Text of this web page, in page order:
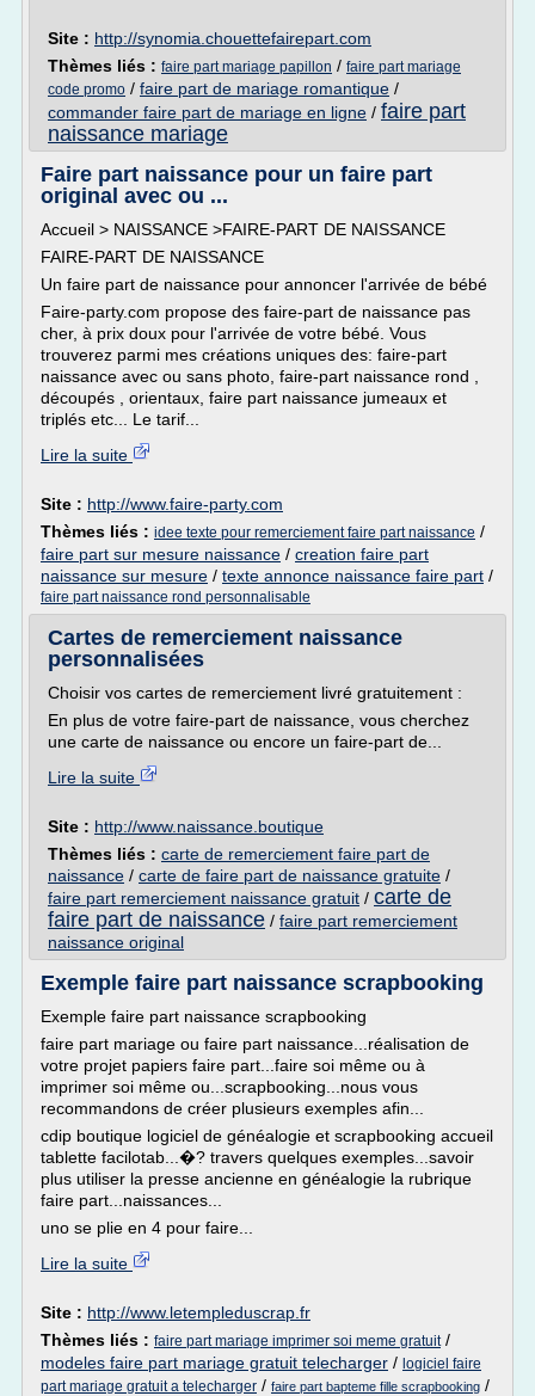
Site : http://synomia.chouettefairepart.com
Thèmes liés : faire part mariage papillon / faire part mariage
code promo / faire part de mariage romantique /
commander faire part de mariage en ligne / faire part
naissance mariage
Faire part naissance pour un faire part
original avec ou ...
Accueil > NAISSANCE >FAIRE-PART DE NAISSANCE
FAIRE-PART DE NAISSANCE
Un faire part de naissance pour annoncer l'arrivée de bébé
Faire-party.com propose des faire-part de naissance pas
cher, à prix doux pour l'arrivée de votre bébé. Vous
trouverez parmi mes créations uniques des: faire-part
naissance avec ou sans photo, faire-part naissance rond ,
découpés , orientaux, faire part naissance jumeaux et
triplés etc... Le tarif...
Lire la suite
Site : http://www.faire-party.com
Thèmes liés : idee texte pour remerciement faire part naissance /
faire part sur mesure naissance / creation faire part
naissance sur mesure / texte annonce naissance faire part /
faire part naissance rond personnalisable
Cartes de remerciement naissance
personnalisées
Choisir vos cartes de remerciement livré gratuitement :
En plus de votre faire-part de naissance, vous cherchez
une carte de naissance ou encore un faire-part de...
Lire la suite
Site : http://www.naissance.boutique
Thèmes liés : carte de remerciement faire part de
naissance / carte de faire part de naissance gratuite /
faire part remerciement naissance gratuit / carte de
faire part de naissance / faire part remerciement
naissance original
Exemple faire part naissance scrapbooking
Exemple faire part naissance scrapbooking
faire part mariage ou faire part naissance...réalisation de
votre projet papiers faire part...faire soi même ou à
imprimer soi même ou...scrapbooking...nous vous
recommandons de créer plusieurs exemples afin...
cdip boutique logiciel de généalogie et scrapbooking accueil
tablette facilotab...�? travers quelques exemples...savoir
plus utiliser la presse ancienne en généalogie la rubrique
faire part...naissances...
uno se plie en 4 pour faire...
Lire la suite
Site : http://www.letempleduscrap.fr
Thèmes liés : faire part mariage imprimer soi meme gratuit/
modeles faire part mariage gratuit telecharger / logiciel faire
part mariage gratuit a telecharger / faire part bapteme fille scrapbooking /